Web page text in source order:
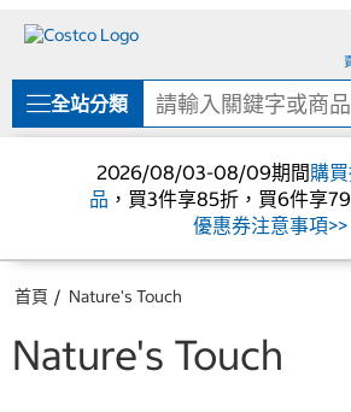
單
全站分類
2026/08/03-08/09期間購
品 ，買3件享85折，買6件享
優惠券注意事項>>
首頁 Nature's Touch
Nature's Touch